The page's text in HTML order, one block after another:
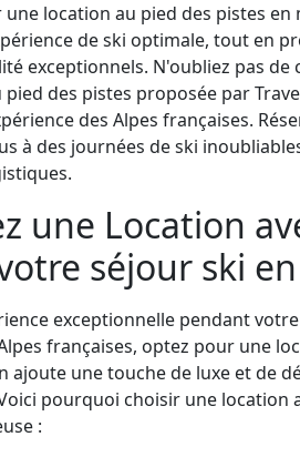
location au pied des pistes en
de ski optimale, tout en
exceptionnels. N'oubliez pas de
des pistes proposée par
des Alpes françaises.
à des journées de ski
une Location
séjour ski
exceptionnelle pendant
françaises, optez pour une
ajoute une touche de luxe et de
pourquoi choisir une location
: